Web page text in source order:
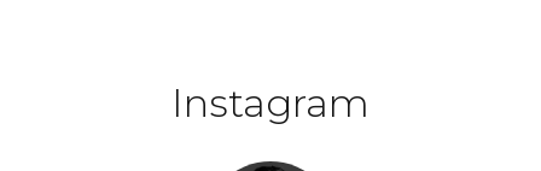
Instagram